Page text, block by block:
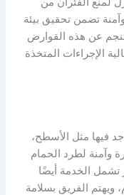
تضمن تحقيق بيئة
عن هذه القوارض
الإجراءات المتخذة
فيها مثل الأسطح،
وآمنة لطرد الحمام
الخدمة أيضًا
ويهتم الفريق بسلامة